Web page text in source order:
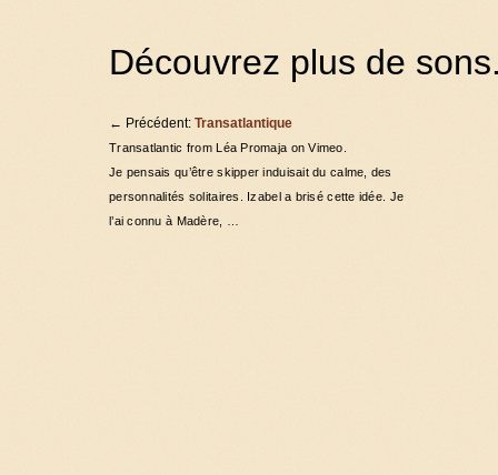
Découvrez plus de
← Précédent: Transatlantique
Transatlantic from Léa Promaja on Vimeo.
Je pensais qu’être skipper induisait du calme, des
personnalités solitaires. Izabel a brisé cette idée. Je
l’ai connu à Madère, …